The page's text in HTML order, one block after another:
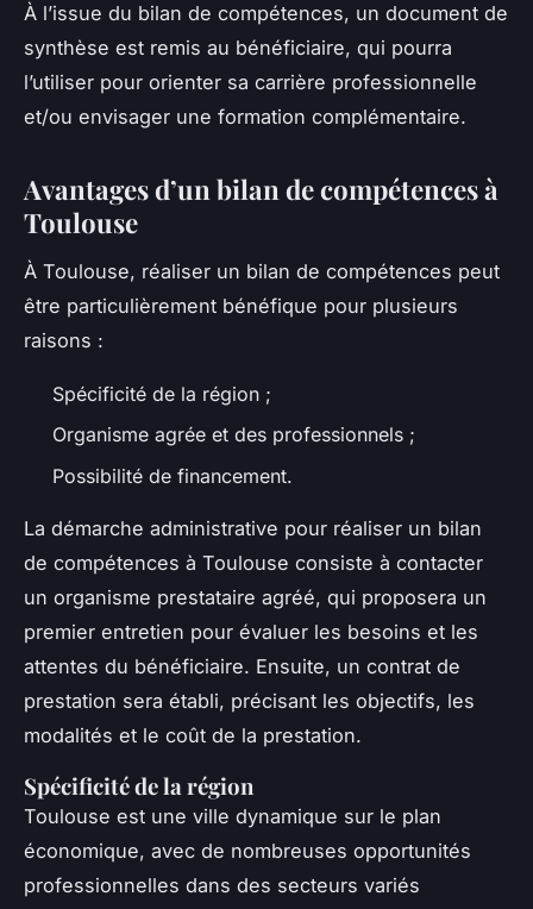
À l’issue du bilan de compétences, un document de
synthèse est remis au bénéficiaire, qui pourra
l’utiliser pour orienter sa carrière professionnelle
et/ou envisager une formation complémentaire.
Avantages d’un bilan de compétences à
Toulouse
À Toulouse, réaliser un bilan de compétences peut
être particulièrement bénéfique pour plusieurs
raisons :
Spécificité de la région ;
Organisme agrée et des professionnels ;
Possibilité de financement.
La démarche administrative pour réaliser un bilan
de compétences à Toulouse consiste à contacter
un organisme prestataire agréé, qui proposera un
premier entretien pour évaluer les besoins et les
attentes du bénéficiaire. Ensuite, un contrat de
prestation sera établi, précisant les objectifs, les
modalités et le coût de la prestation.
Spécificité de la région
Toulouse est une ville dynamique sur le plan
économique, avec de nombreuses opportunités
professionnelles dans des secteurs variés